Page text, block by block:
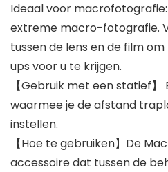
Ideaal voor
extreme macro-fotografie.
tussen de lens en de film
ups voor u te krijgen.
【Gebruik met een statief
waarmee je de afstand
instellen.
【Hoe te gebruiken】De
accessoire dat tussen de